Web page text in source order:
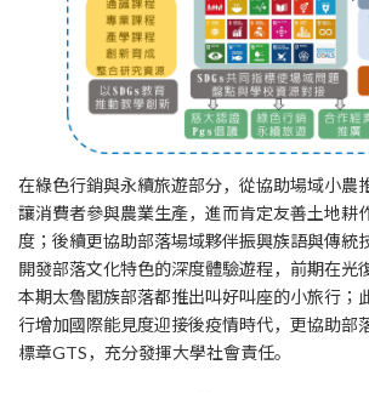
在綠色行銷與永續旅遊部分，從協助場域小農
讓消費者參與農業生產，進而肯定友善土地耕
度；後續更協助部落場域夥伴振興族語與傳統
開發部落文化特色的深度體驗遊程，前期在光
本期太魯閣族部落都推出叫好叫座的小旅行；
行增加國際能見度迎接後疫情時代，更協助部
標章GTS，充分發揮大學社會責任。